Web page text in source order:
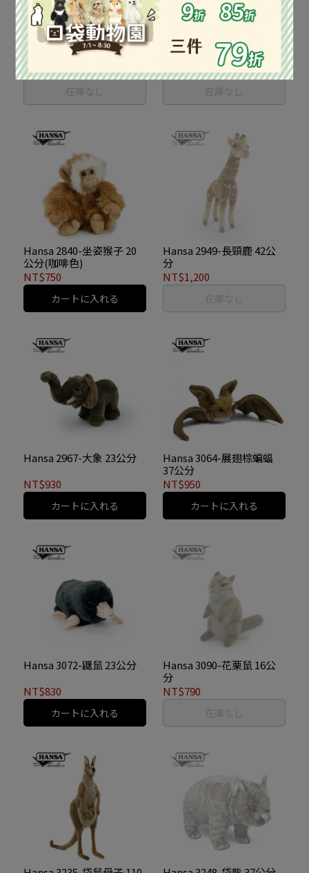
Hansa 2830-野豬 29公分
NT$1,100
在庫なし
Hansa 2837-坐姿猴子 20
公分
NT$850
在庫なし
Hansa 2840-坐姿猴子 20
公分(咖啡色)
NT$750
カートに入れる
Hansa 2949-長頸鹿 42公
分
NT$1,200
在庫なし
Hansa 2967-大象 23公分
NT$930
カートに入れる
Hansa 3064-展翅棕蝙蝠
37公分
NT$950
カートに入れる
Hansa 3072-鼴鼠 23公分
NT$830
カートに入れる
Hansa 3090-花栗鼠 16公
分
NT$790
在庫なし